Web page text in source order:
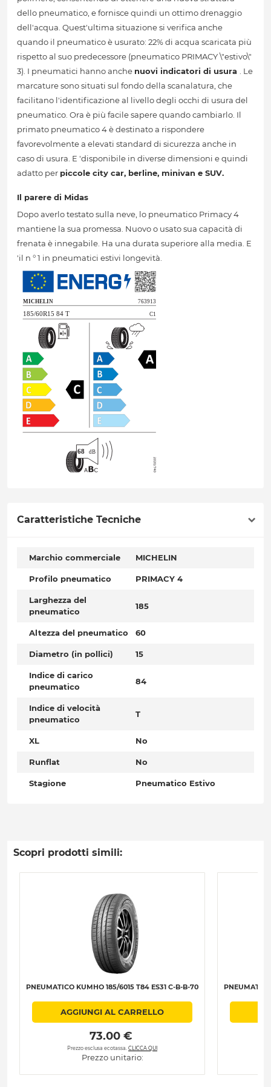
dello pneumatico, e fornisce quindi un ottimo drenaggio
dell'acqua. Quest'ultima situazione si verifica anche
quando il pneumatico è usurato: 22% di acqua scaricata più
rispetto al suo predecessore (pneumatico PRIMACY \"estivo\"
3). I pneumatici hanno anche nuovi indicatori di usura . Le
marcature sono situati sul fondo della scanalatura, che
facilitano l'identificazione al livello degli occhi di usura del
pneumatico. Ora è più facile sapere quando cambiarlo. Il
primato pneumatico 4 è destinato a rispondere
favorevolmente a elevati standard di sicurezza anche in
caso di usura. E 'disponibile in diverse dimensioni e quindi
adatto per piccole city car, berline, minivan e SUV.
Il parere di Midas
Dopo averlo testato sulla neve, lo pneumatico Primacy 4
mantiene la sua promessa. Nuovo o usato sua capacità di
frenata è innegabile. Ha una durata superiore alla media. E
'il n ° 1 in pneumatici estivi longevità.
Caratteristiche Tecniche
Marchio commerciale MICHELIN
Profilo pneumatico PRIMACY 4
Larghezza del
pneumatico
185
Altezza del pneumatico 60
Diametro (in pollici) 15
Indice di carico
pneumatico
84
Indice di velocità
pneumatico
T
XL No
Runflat No
Stagione Pneumatico Estivo
Scopri prodotti simili:
PNEUMATICO KUMHO 185/6015 T84 ES31 C-B-B-70
AGGIUNGI AL CARRELLO
73.00 €
Prezzo esclusa ecotassa. CLICCA QUI
Prezzo unitario: